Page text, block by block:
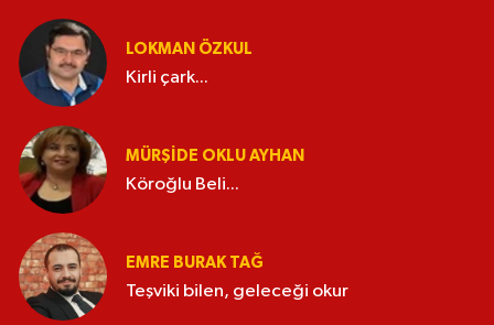
LOKMAN ÖZKUL
Kirli çark...
MÜRŞIDE OKLU AYHAN
Köroğlu Beli...
EMRE BURAK TAĞ
Teşviki bilen, geleceği okur